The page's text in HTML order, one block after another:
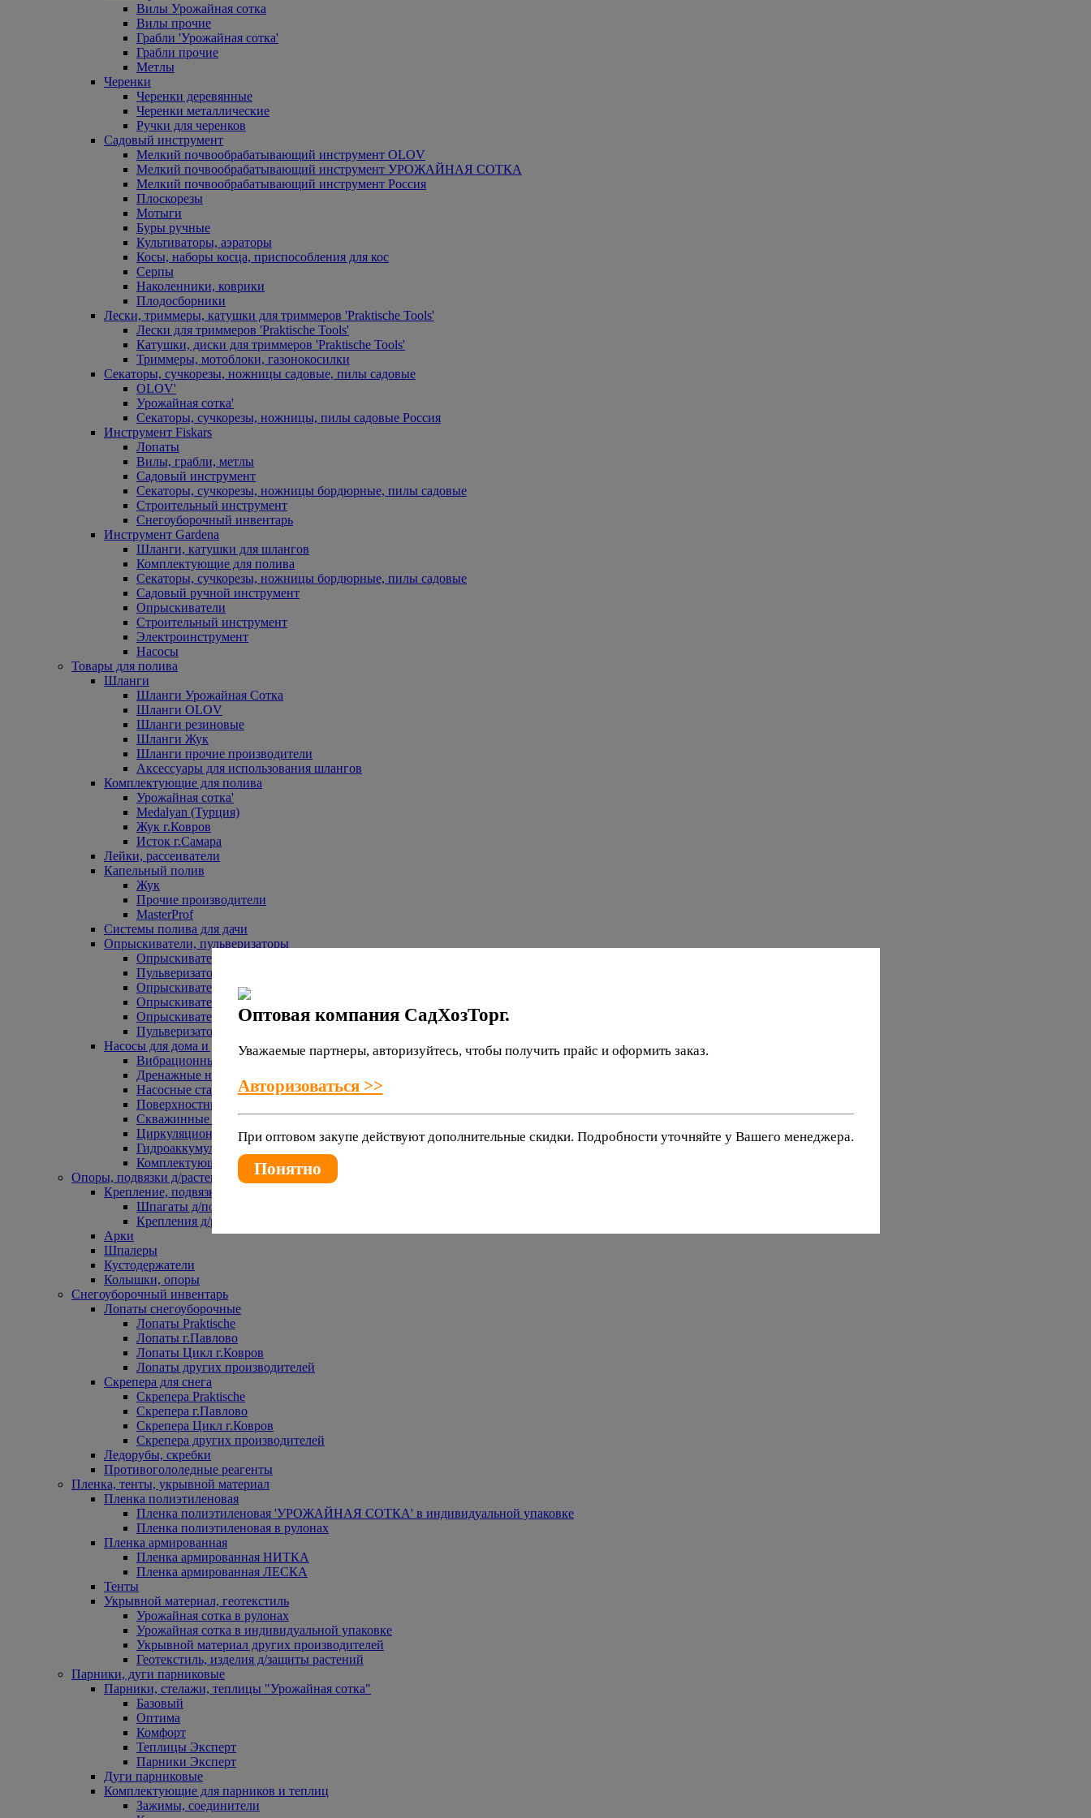
Вилы Урожайная сотка
Вилы прочие
Грабли 'Урожайная сотка'
Грабли прочие
Метлы
Черенки
Черенки деревянные
Черенки металлические
Ручки для черенков
Садовый инструмент
Мелкий почвообрабатывающий инструмент OLOV
Мелкий почвообрабатывающий инструмент УРОЖАЙНАЯ СОТКА
Мелкий почвообрабатывающий инструмент Россия
Плоскорезы
Мотыги
Буры ручные
Культиваторы, аэраторы
Косы, наборы косца, приспособления для кос
Серпы
Наколенники, коврики
Плодосборники
Лески, триммеры, катушки для триммеров 'Praktische Tools'
Лески для триммеров 'Praktische Tools'
Катушки, диски для триммеров 'Praktische Tools'
Триммеры, мотоблоки, газонокосилки
Секаторы, сучкорезы, ножницы садовые, пилы садовые
OLOV'
Урожайная сотка'
Секаторы, сучкорезы, ножницы, пилы садовые Россия
Инструмент Fiskars
Лопаты
Вилы, грабли, метлы
Садовый инструмент
Секаторы, сучкорезы, ножницы бордюрные, пилы садовые
Строительный инструмент
Снегоуборочный инвентарь
Инструмент Gardena
Шланги, катушки для шлангов
Комплектующие для полива
Секаторы, сучкорезы, ножницы бордюрные, пилы садовые
Садовый ручной инструмент
Опрыскиватели
Строительный инструмент
Электроинструмент
Насосы
Товары для полива
Шланги
Шланги Урожайная Сотка
Шланги OLOV
Шланги резиновые
Шланги Жук
Шланги прочие производители
Аксессуары для использования шлангов
Комплектующие для полива
Урожайная сотка'
Medalyan (Турция)
Жук г.Ковров
Исток г.Самара
Лейки, рассеиватели
Капельный полив
Жук
Прочие производители
MasterProf
Системы полива для дачи
Опрыскиватели, пульверизаторы
Опрыскиватели аккумуляторные
Пульверизаторы прочие
Опрыскиватели Урожайная сотка
Опрыскиватели Жук
Опрыскиватели прочие
Пульверизаторы Урожайная сотка
Насосы для дома и дачи
Вибрационные насосы
Дренажные насосы
Насосные станции
Поверхностные насосы
Скважинные насосы
Циркуляционные насосы
Гидроаккумуляторы и расширительные баки
Комплектующие к насосам
Опоры, подвязки д/растений
Крепление, подвязки д/растений
Шпагаты д/подвязки растений
Крепления д/растений
Арки
Шпалеры
Кустодержатели
Колышки, опоры
Снегоуборочный инвентарь
Лопаты снегоуборочные
Лопаты Praktische
Лопаты г.Павлово
Лопаты Цикл г.Ковров
Лопаты других производителей
Скрепера для снега
Скрепера Praktische
Скрепера г.Павлово
Скрепера Цикл г.Ковров
Скрепера других производителей
Ледорубы, скребки
Противогололедные реагенты
Пленка, тенты, укрывной материал
Пленка полиэтиленовая
Пленка полиэтиленовая 'УРОЖАЙНАЯ СОТКА' в индивидуальной упаковке
Пленка полиэтиленовая в рулонах
Пленка армированная
Пленка армированная НИТКА
Пленка армированная ЛЕСКА
Тенты
Укрывной материал, геотекстиль
Урожайная сотка в рулонах
Урожайная сотка в индивидуальной упаковке
Укрывной материал других производителей
Геотекстиль, изделия д/защиты растений
Парники, дуги парниковые
Парники, стелажи, теплицы "Урожайная сотка"
Базовый
Оптима
Комфорт
Теплицы Эксперт
Парники Эксперт
Дуги парниковые
Комплектующие для парников и теплиц
Зажимы, соединители
Оптовая компания СадХозТорг.
Уважаемые партнеры, авторизуйтесь, чтобы получить прайс и оформить заказ.
Авторизоваться >>
При оптовом закупе действуют дополнительные скидки. Подробности уточняйте у Вашего менеджера.
Понятно